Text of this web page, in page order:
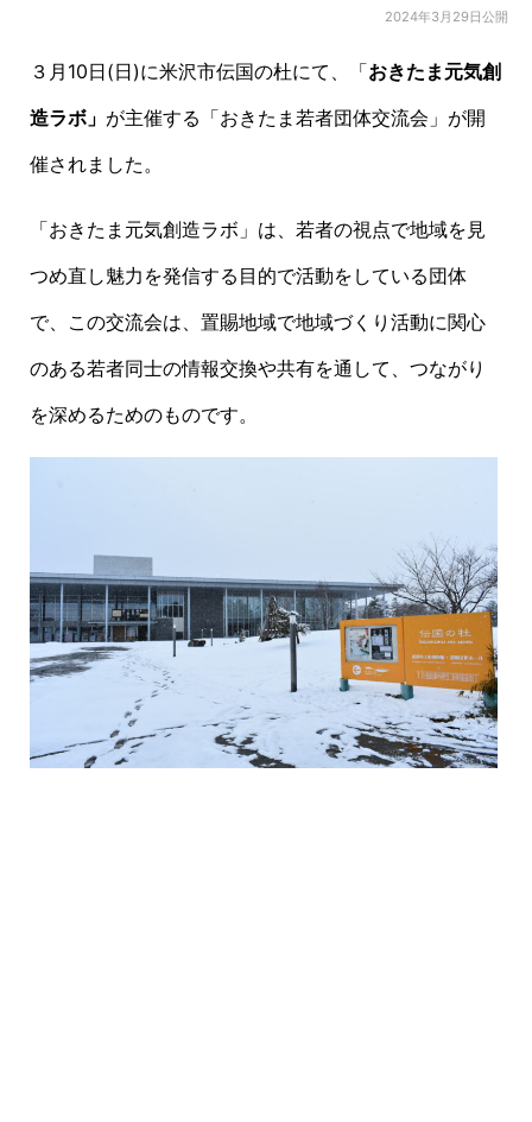
2024年3月29日公開
３月 10日(日)に米沢市伝国の杜にて、「おきたま元気創
造ラボ」 が主催する「おきたま若者団体交流会」が開
催されました。
「おきたま元気創造ラボ」は、若者の視点で地域を見
つめ直し魅力を発信する目的で活動をしている団体
で、この交流会は、置賜地域で地域づくり活動に関心
のある若者同士の情報交換や共有を通して、つながり
を深めるためのものです。